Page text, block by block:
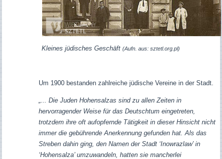
Kleines jüdisches Geschäft (Aufn. aus: sztetl.org.pl)
Um 1900 bestanden zahlreiche jüdische Vereine in der Stadt.
„... Die Juden Hohensalzas sind zu allen Zeiten in
hervorragender Weise für das Deutschtum eingetreten,
trotzdem ihre oft aufopfernde Tätigkeit in dieser Hinsicht nicht
immer die gebührende Anerkennung gefunden hat. Als das
Streben dahin ging, den Namen der Stadt ‘Inowrazlaw’ in
‘Hohensalza’ umzuwandeln, hatten sie mancherlei